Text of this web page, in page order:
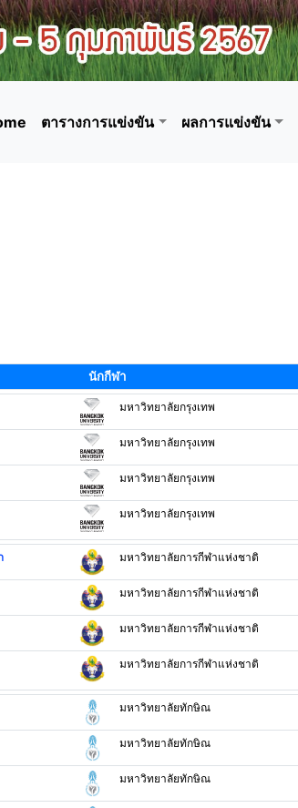
ตารางการแข่งขัน ผลการแข่งขัน
นักกีฬา
มหาวิทยาลัยกรุงเทพ
มหาวิทยาลัยกรุงเทพ
มหาวิทยาลัยกรุงเทพ
มหาวิทยาลัยกรุงเทพ
มหาวิทยาลัยการกีฬาแห่งชาติ
มหาวิทยาลัยการกีฬาแห่งชาติ
มหาวิทยาลัยการกีฬาแห่งชาติ
มหาวิทยาลัยการกีฬาแห่งชาติ
มหาวิทยาลัยทักษิณ
มหาวิทยาลัยทักษิณ
มหาวิทยาลัยทักษิณ